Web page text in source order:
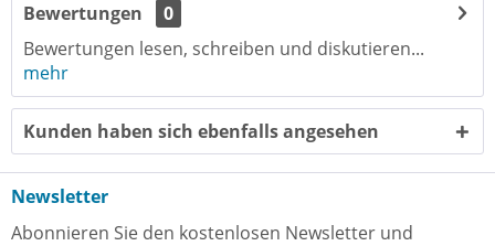
Bewertungen
0
Bewertungen lesen, schreiben und diskutieren...
mehr
Kunden haben sich ebenfalls angesehen
Newsletter
Abonnieren Sie den kostenlosen Newsletter und